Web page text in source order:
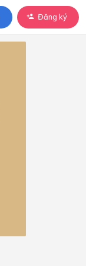
Đăng ký